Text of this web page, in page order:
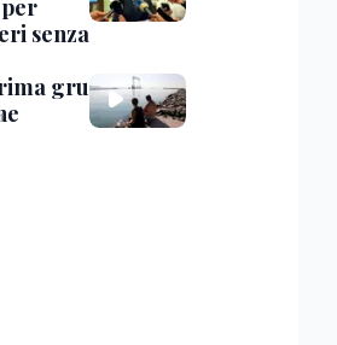
senza
gru